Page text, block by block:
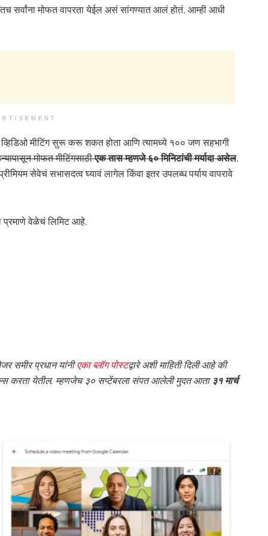
सर्वांना मोफत वापरता येईल असं सांगण्यात आलं होतं. आम्ही आधी
मीटिंग सुरू करू शकत होता आणि त्यामध्ये १०० जण सहभागी
मोफत मीटिंगसाठीएक तास म्हणजे ६० मिनिटांची मर्यादा असेल.
सेवेचं सभासदत्व घ्यावं लागेल किंवा इतर उपलब्ध पर्याय वापरावे
प्रमाणे वेळेचं लिमिट आहे.
समीर प्रधान यांनीएका ब्लॉग पोस्टद्वारे अशी माहिती दिली आहे की
करता येतील. म्हणजेच ३० सप्टेंबरला संपत आलेली मुदत आता ३१ मार्च